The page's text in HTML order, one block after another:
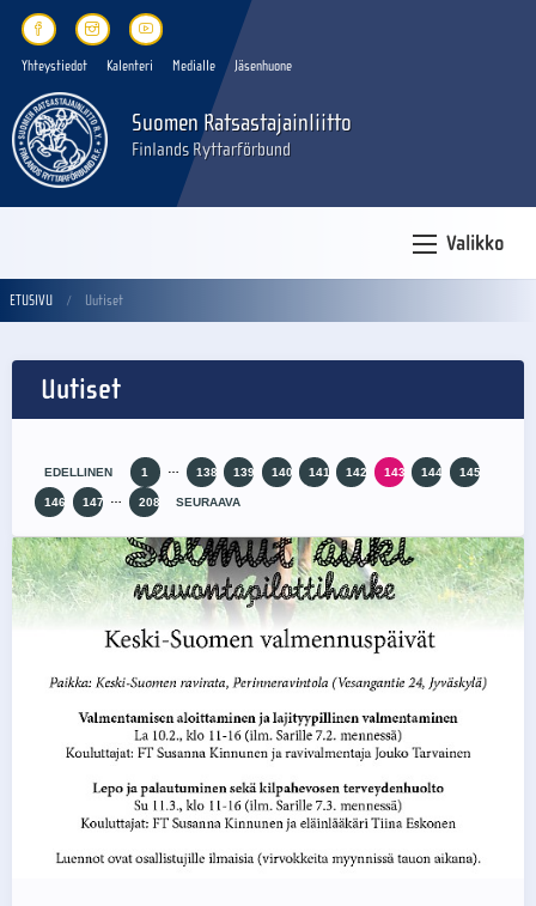
Yhteystiedot Kalenteri Medialle Jäsenhuone
Suomen Ratsastajainliitto
Finlands Ryttarförbund
Valikko
ETUSIVU Uutiset
Uutiset
EDELLINEN 1 138 139 140 141 142 143 144 145
146 147 208 SEURAAVA